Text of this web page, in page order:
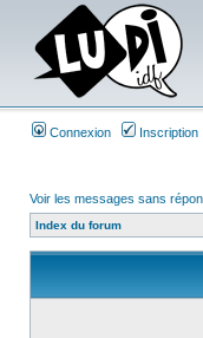
Connexion Inscription
Voir les messages sans
Index du forum